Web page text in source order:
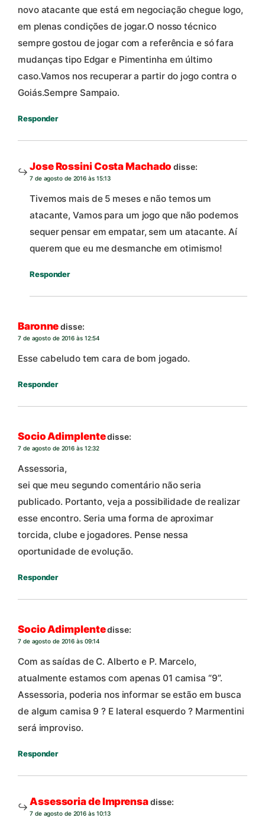
novo atacante que está em negociação chegue logo,
em plenas condições de jogar.O nosso técnico
sempre gostou de jogar com a referência e só fara
mudanças tipo Edgar e Pimentinha em último
caso.Vamos nos recuperar a partir do jogo contra o
Goiás.Sempre Sampaio.
Responder
Jose Rossini Costa Machado disse:
7 de agosto de 2016 às 15:13
Tivemos mais de 5 meses e não temos um
atacante, Vamos para um jogo que não podemos
sequer pensar em empatar, sem um atacante. Aí
querem que eu me desmanche em otimismo!
Responder
Baronnedisse:
7 de agosto de 2016 às 12:54
Esse cabeludo tem cara de bom jogado.
Responder
Socio Adimplentedisse:
7 de agosto de 2016 às 12:32
Assessoria,
sei que meu segundo comentário não seria
publicado. Portanto, veja a possibilidade de realizar
esse encontro. Seria uma forma de aproximar
torcida, clube e jogadores. Pense nessa
oportunidade de evolução.
Responder
Socio Adimplentedisse:
7 de agosto de 2016 às 09:14
Com as saídas de C. Alberto e P. Marcelo,
atualmente estamos com apenas 01 camisa “9”.
Assessoria, poderia nos informar se estão em busca
de algum camisa 9 ? E lateral esquerdo ? Marmentini
será improviso.
Responder
Assessoria de Imprensadisse:
7 de agosto de 2016 às 10:13